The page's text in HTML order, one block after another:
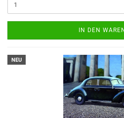
IN DEN
NEU